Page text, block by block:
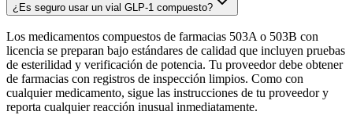
¿Es seguro usar un vial GLP-1 compuesto?
Los medicamentos compuestos de farmacias 503A o 503B con
licencia se preparan bajo estándares de calidad que incluyen pruebas
de esterilidad y verificación de potencia. Tu proveedor debe obtener
de farmacias con registros de inspección limpios. Como con
cualquier medicamento, sigue las instrucciones de tu proveedor y
reporta cualquier reacción inusual inmediatamente.